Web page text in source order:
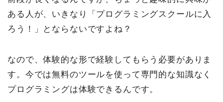
ある人が、いきなり「プログラミングスクールに入
ろう！」とならないですよね？
なので、体験的な形で経験してもらう必要がありま
す。今では無料のツールを使って専門的な知識なく
プログラミングは体験できるんです。